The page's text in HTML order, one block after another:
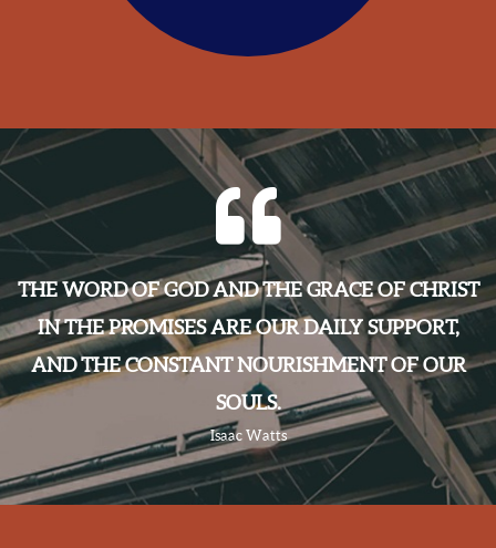
quote-left
THE WORD OF GOD AND THE GRACE OF CHRIST
IN THE PROMISES ARE OUR DAILY SUPPORT,
AND THE CONSTANT NOURISHMENT OF OUR
SOULS.
Isaac Watts